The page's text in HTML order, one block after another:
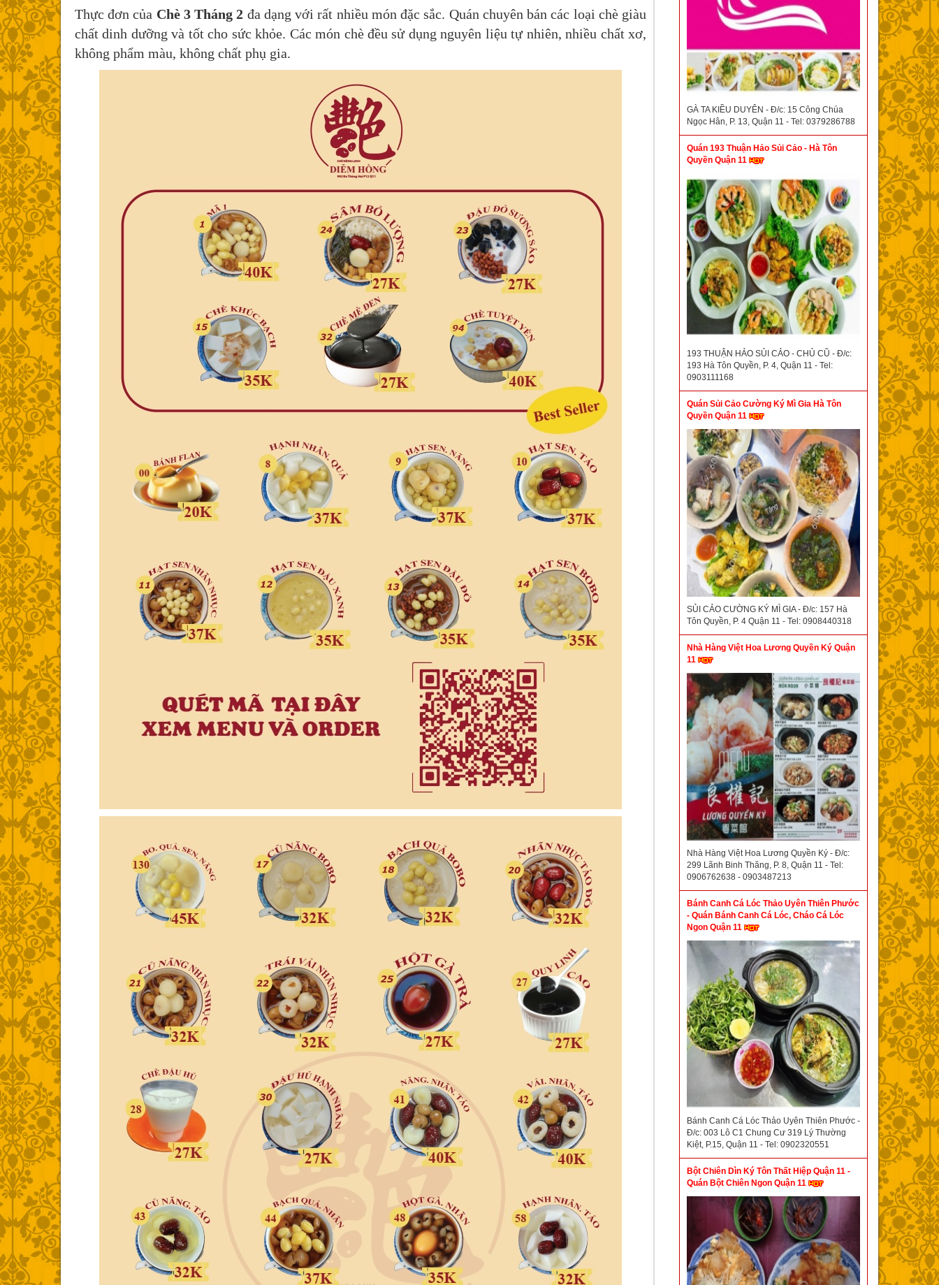
Thực đơn của Chè 3 Tháng 2 đa dạng với rất nhiều món đặc sắc. Quán chuyên bán các loại chè giàu
chất dinh dưỡng và tốt cho sức khỏe. Các món chè đều sử dụng nguyên liệu tự nhiên, nhiều chất xơ,
không phẩm màu, không chất phụ gia.
GÀ TA KIỀU DUYÊN - Đ/c: 15 Công Chúa
Ngọc Hân, P. 13, Quận 11 - Tel: 0379286788
Quán 193 Thuận Hảo Sủi Cảo - Hà Tôn
Quyền Quận 11
193 THUẬN HẢO SỦI CẢO - CHỦ CŨ - Đ/c:
193 Hà Tôn Quyền, P. 4, Quận 11 - Tel:
0903111168
Quán Sủi Cảo Cường Ký Mì Gia Hà Tôn
Quyền Quận 11
SỦI CẢO CƯỜNG KÝ MÌ GIA - Đ/c: 157 Hà
Tôn Quyền, P. 4 Quận 11 - Tel: 0908440318
Nhà Hàng Việt Hoa Lương Quyền Ký Quận
11
Nhà Hàng Việt Hoa Lương Quyền Ký - Đ/c:
299 Lãnh Binh Thăng, P. 8, Quận 11 - Tel:
0906762638 - 0903487213
Bánh Canh Cá Lóc Thảo Uyên Thiên Phước
- Quán Bánh Canh Cá Lóc, Cháo Cá Lóc
Ngon Quận 11
Bánh Canh Cá Lóc Thảo Uyên Thiên Phước -
Đ/c: 003 Lô C1 Chung Cư 319 Lý Thường
Kiệt, P.15, Quận 11 - Tel: 0902320551
Bột Chiên Dìn Ký Tôn Thất Hiệp Quận 11 -
Quán Bột Chiên Ngon Quận 11